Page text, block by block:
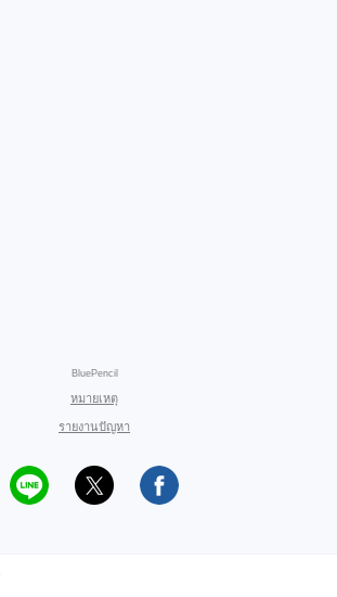
BluePencil
หมายเหตุ
รายงานปัญหา